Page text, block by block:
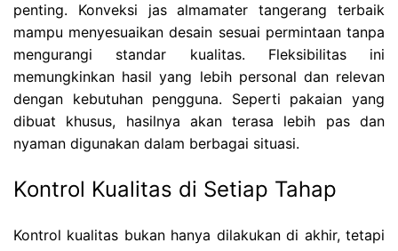
penting. Konveksi jas almamater tangerang terbaik
mampu menyesuaikan desain sesuai permintaan tanpa
mengurangi standar kualitas. Fleksibilitas ini
memungkinkan hasil yang lebih personal dan relevan
dengan kebutuhan pengguna. Seperti pakaian yang
dibuat khusus, hasilnya akan terasa lebih pas dan
nyaman digunakan dalam berbagai situasi.
Kontrol Kualitas di Setiap Tahap
Kontrol kualitas bukan hanya dilakukan di akhir, tetapi